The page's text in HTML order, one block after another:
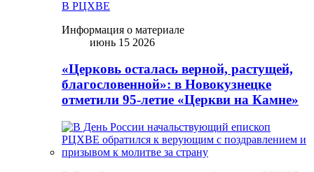
В РЦХВЕ
Информация о материале
июнь 15 2026
«Церковь осталась верной, растущей,
благословенной»: в Новокузнецке
отметили 95-летие «Церкви на Камне»